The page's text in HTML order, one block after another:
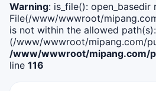
Warning: is_file():
File(/www/wwwroot/
is not within the allowed path(s):
(/www/wwwroot/mipang.com/
/www/wwwroot/mipang.com/
line 116